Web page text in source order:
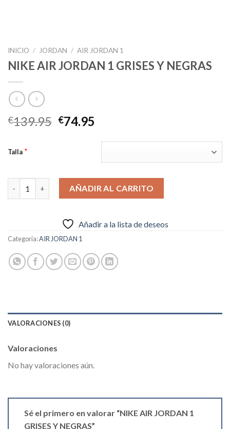
INICIO / JORDAN / AIR JORDAN 1
NIKE AIR JORDAN 1 GRISES Y NEGRAS
€139.95 El
€74.95
actual
Talla *
NIKE AIR JORDAN 1 GRISES Y NEGRAS cantidad
AÑADIR AL CARRITO
Añadir a la lista de deseos
Categoría:AIR JORDAN 1
VALORACIONES (0)
Valoraciones
No hay valoraciones aún.
Sé el primero en valorar “NIKE AIR JORDAN 1
GRISES Y NEGRAS”